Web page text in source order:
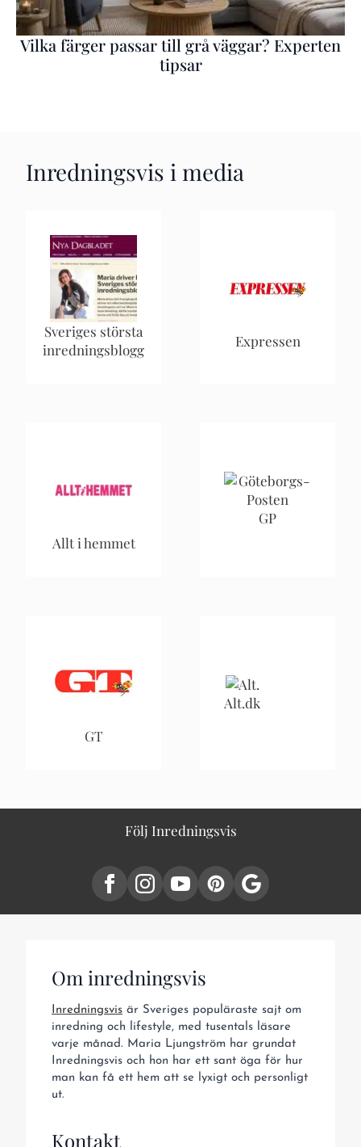
Vilka färger passar till grå väggar? Experten
tipsar
Inredningsvis i media
Sveriges största
inredningsblogg
Expressen
Allt i hemmet
GP
GT
Alt.dk
Följ Inredningsvis
Om inredningsvis
Inredningsvis är Sveriges populäraste sajt om
inredning och lifestyle, med tusentals läsare
varje månad. Maria Ljungström har grundat
Inredningsvis och hon har ett sant öga för hur
man kan få ett hem att se lyxigt och personligt
ut.
Kontakt